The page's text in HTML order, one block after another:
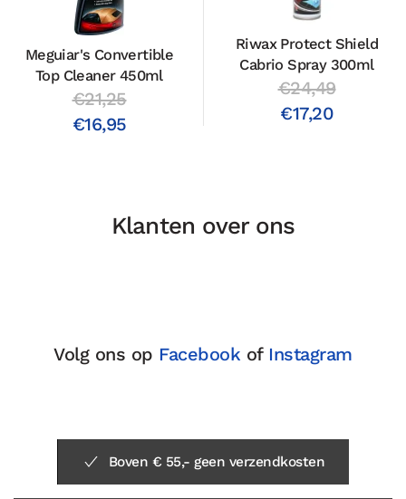
Meguiar's Convertible
Top Cleaner 450ml
€21,25
€16,95
Riwax Protect Shield
Cabrio Spray 300ml
€24,49
€17,20
Klanten over ons
Volg ons op Facebook of Instagram
Boven € 55,- geen verzendkosten